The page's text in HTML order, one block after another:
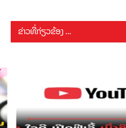
ຂ່າວທີ່ກ່ຽວຂ້ອງ ...